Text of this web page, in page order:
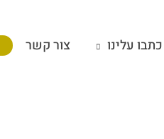
כתבו עלינו צור קשר